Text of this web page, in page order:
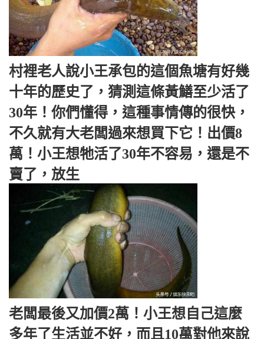
村裡老人說小王承包的這個魚塘有好幾
十年的歷史了，猜測這條黃鱔至少活了
30年！你們懂得，這種事情傳的很快，
不久就有大老闆過來想買下它！出價8
萬！小王想牠活了30年不容易，還是不
賣了，放生
老闆最後又加價2萬！小王想自己這麼
多年了生活並不好，而且10萬對他來說